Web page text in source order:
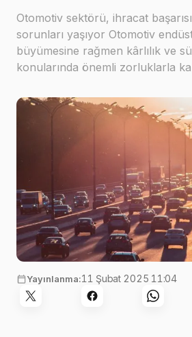
Otomotiv sektörü, ihracat
sorunları yaşıyor Otomotiv
büyümesine rağmen kârlılık ve
konularında önemli zorluklarla
Görsel:Aleksandr Popov
Yayınlanma:11 Şubat 2025 11:04